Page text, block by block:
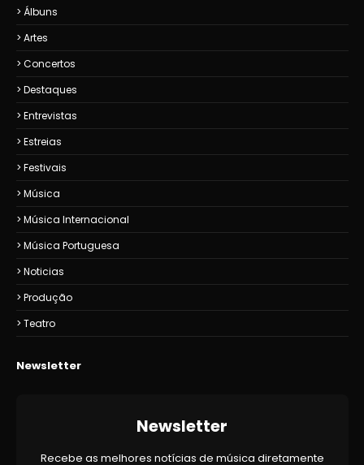
Álbuns
Artes
Concertos
Destaques
Entrevistas
Estreias
Festivais
Música
Música Internacional
Música Portuguesa
Noticias
Produção
Teatro
Newsletter
Newsletter
Recebe as melhores notícias de música diretamente